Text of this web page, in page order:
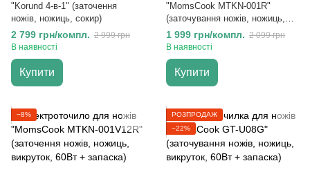
"Korund 4-в-1" (заточення
ножів, ножиць, сокир)
2 799 грн/компл. 2 999 грн
В наявності
Купити
"MomsCook MTKN-001R"
(заточування ножів, ножиць,
викруток, 60Вт + запаска)
1 999 грн/компл. 2 099 грн
В наявності
Купити
−8%
РОЗПРОДАЖ
−22%